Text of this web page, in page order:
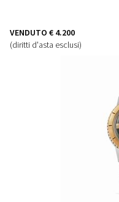
VENDUTO € 4.200
(diritti d'asta esclusi)